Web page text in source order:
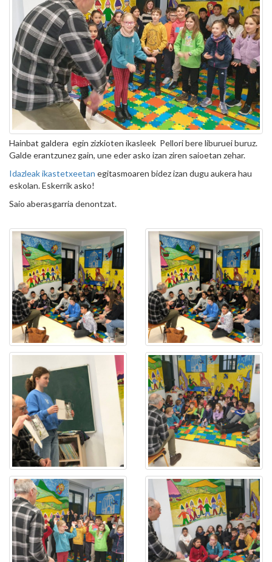
Hainbat galdera egin zizkioten ikasleek Pellori bere liburuei buruz.
Galde erantzunez gain, une eder asko izan ziren saioetan zehar.
Idazleak ikastetxeetan egitasmoaren bidez izan dugu aukera hau
eskolan. Eskerrik asko!
Saio aberasgarria denontzat.